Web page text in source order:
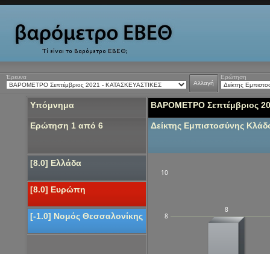
Έρευνα
Αλλαγή
Ερώτηση
Υπόμνημα
Ερώτηση 1 από 6
[8.0] Ελλάδα
[8.0] Ευρώπη
[-1.0] Νομός Θεσσαλονίκης
ΒΑΡΟΜΕΤΡΟ Σεπτέμβριος
Δείκτης Εμπιστοσύνης
8
10
8